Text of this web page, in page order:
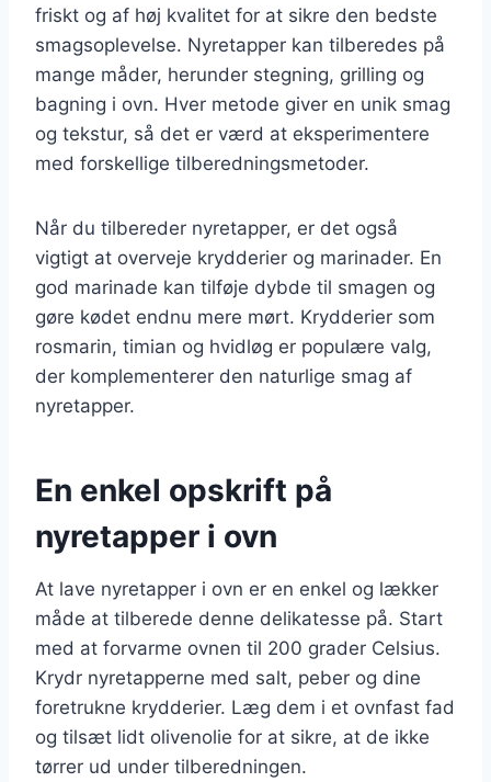
friskt og af høj kvalitet for at sikre den bedste
smagsoplevelse. Nyretapper kan tilberedes på
mange måder, herunder stegning, grilling og
bagning i ovn. Hver metode giver en unik smag
og tekstur, så det er værd at eksperimentere
med forskellige tilberedningsmetoder.
Når du tilbereder nyretapper, er det også
vigtigt at overveje krydderier og marinader. En
god marinade kan tilføje dybde til smagen og
gøre kødet endnu mere mørt. Krydderier som
rosmarin, timian og hvidløg er populære valg,
der komplementerer den naturlige smag af
nyretapper.
En enkel opskrift på
nyretapper i ovn
At lave nyretapper i ovn er en enkel og lækker
måde at tilberede denne delikatesse på. Start
med at forvarme ovnen til 200 grader Celsius.
Krydr nyretapperne med salt, peber og dine
foretrukne krydderier. Læg dem i et ovnfast fad
og tilsæt lidt olivenolie for at sikre, at de ikke
tørrer ud under tilberedningen.